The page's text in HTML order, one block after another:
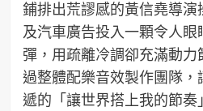
鋪排出荒謬感的黃信堯導演
及汽車廣告投入一顆令人
彈，用疏離冷調卻充滿動
過整體配樂音效製作團隊
遞的「讓世界搭上我的節奏